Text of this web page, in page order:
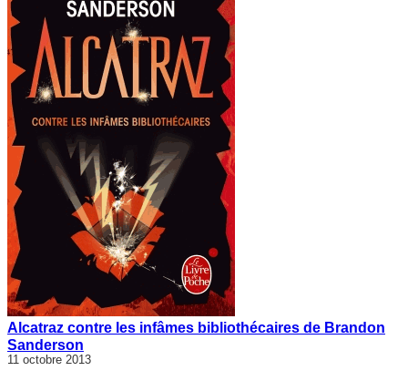
Alcatraz contre les infâmes bibliothécaires de Brandon
Sanderson
11 octobre 2013